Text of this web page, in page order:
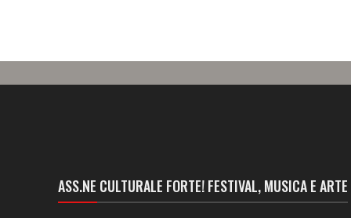
ASS.NE CULTURALE FORTE! FESTIVAL, MUSICA E ARTE